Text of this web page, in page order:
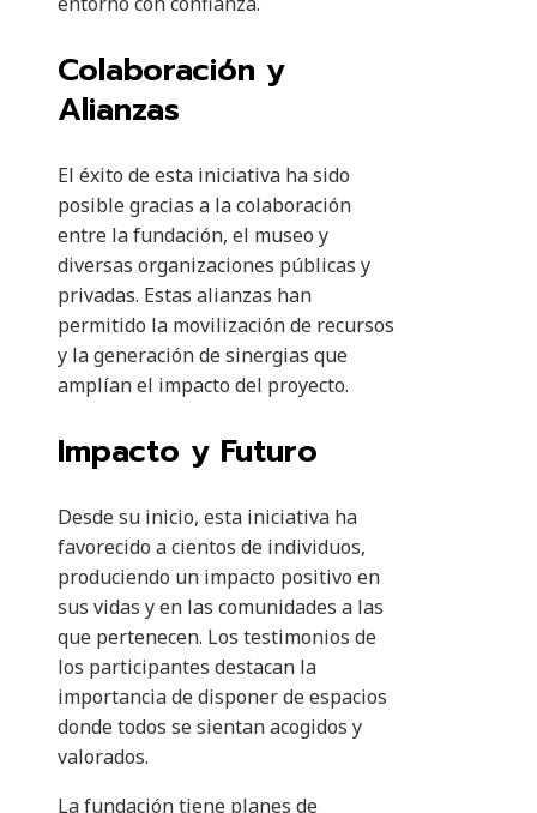
Colaboración y
Alianzas
El éxito de esta iniciativa ha sido
posible gracias a la colaboración
entre la fundación, el museo y
diversas organizaciones públicas y
privadas. Estas alianzas han
permitido la movilización de recursos
y la generación de sinergias que
amplían el impacto del proyecto.
Impacto y Futuro
Desde su inicio, esta iniciativa ha
favorecido a cientos de individuos,
produciendo un impacto positivo en
sus vidas y en las comunidades a las
que pertenecen. Los testimonios de
los participantes destacan la
importancia de disponer de espacios
donde todos se sientan acogidos y
valorados.
La fundación tiene planes de